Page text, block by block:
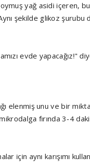
yağ asidi içeren,
Aynı şekilde glikoz
evde yapacağız!"
elenmiş unu ve bir
fırında 3-4
için aynı karışımı